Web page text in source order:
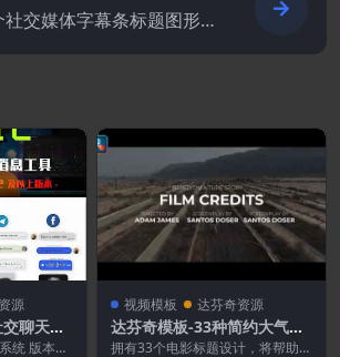
社交媒体字幕条标题图形排
源
聊天短
工具
统 版本要
视频模板 达芬奇资源
达芬奇模板-33种简约大气电
影标题片头片尾开场字幕动画
拥有33个电影标题设计，将帮助您